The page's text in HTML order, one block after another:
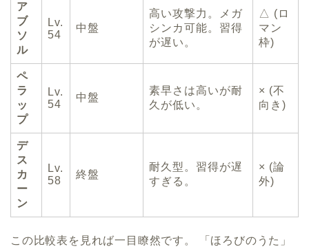
ア
ブ
ソ
ル
Lv.
54
中盤
高い攻撃力。メガ
シンカ可能。習得
が遅い。
△ (ロ
マン
枠)
ペ
ラ
ッ
プ
Lv.
54
中盤
素早さは高いが耐
久が低い。
× (不
向き)
デ
ス
カ
ー
ン
Lv.
58
終盤
耐久型。習得が遅
すぎる。
× (論
外)
この比較表を見れば一目瞭然です。 「ほろびのうた」